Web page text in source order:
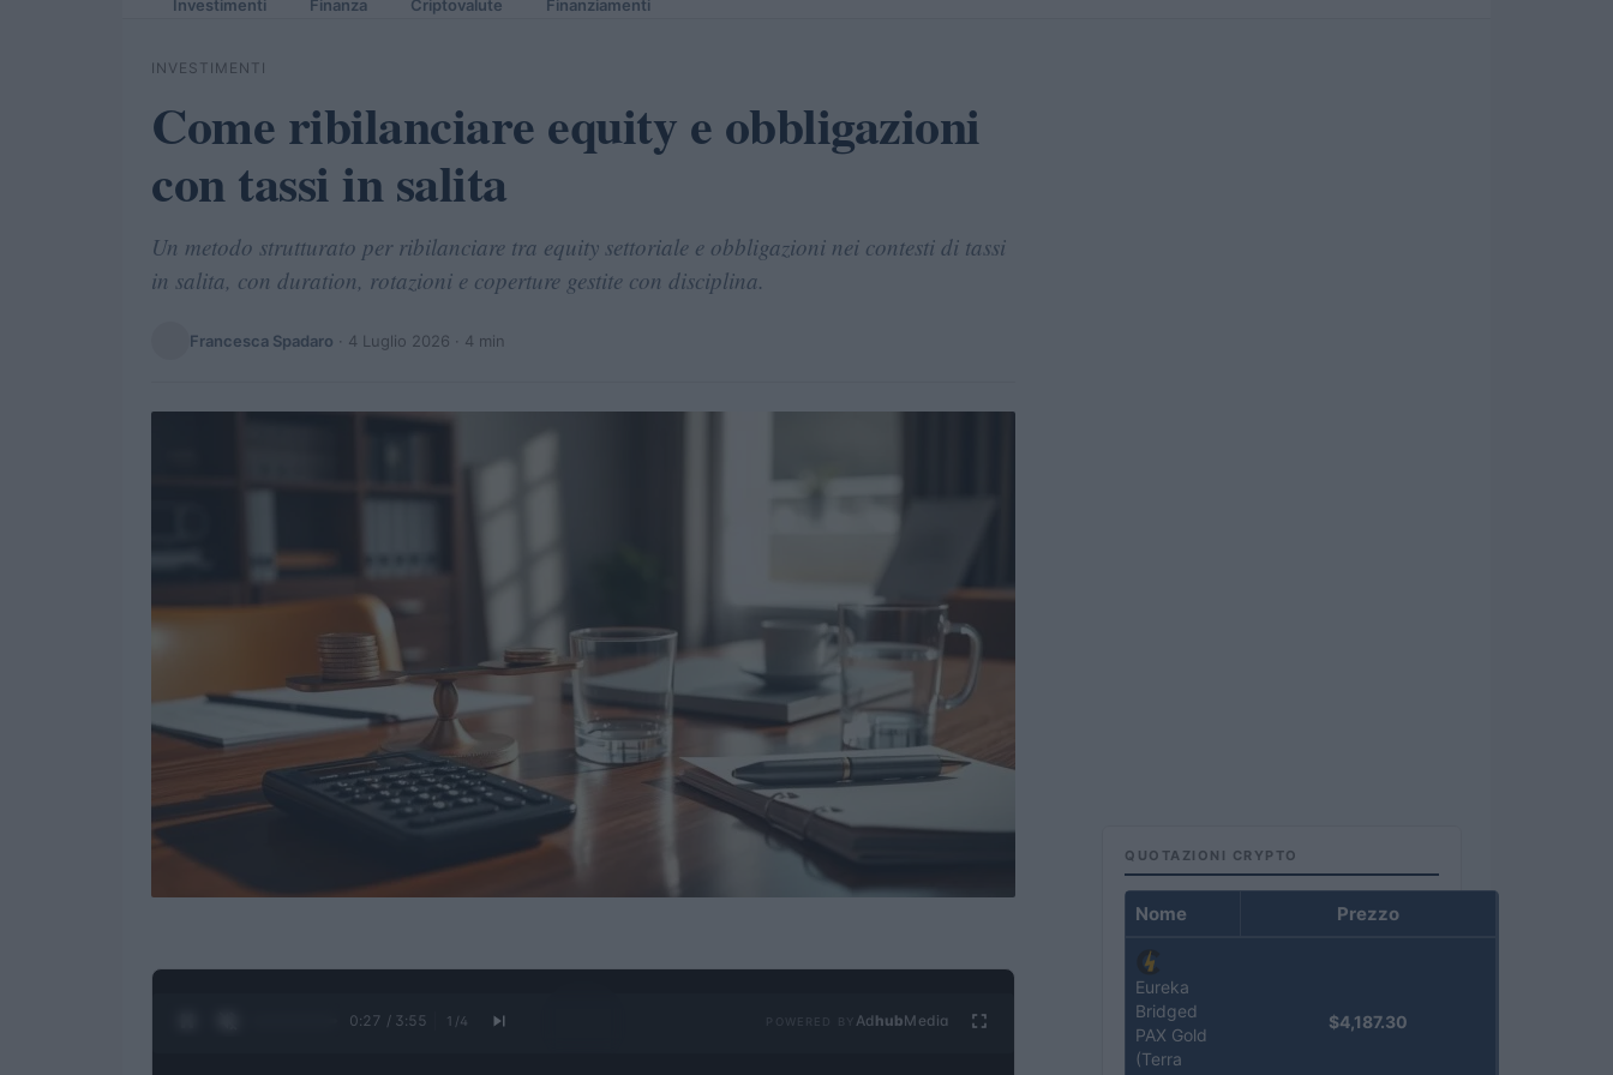
Investimenti Finanza Criptovalute Finanziamenti
INVESTIMENTI
Come ribilanciare equity e obbligazioni
con tassi in salita
Un metodo strutturato per ribilanciare tra equity settoriale e obbligazioni nei contesti di tassi
in salita, con duration, rotazioni e coperture gestite con disciplina.
Francesca Spadaro · 4 Luglio 2026 · 4 min
0:28 / 3:55 1 /4 Ad hubMedia
QUOTAZIONI CRYPTO
Nome Prezzo
Eureka
Bridged
PAX Gold
(Terra
$4,187.30